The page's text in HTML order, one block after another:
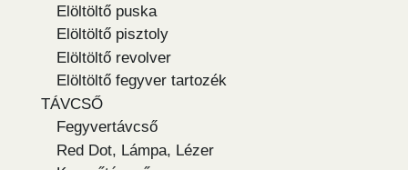
Elöltöltő puska
Elöltöltő pisztoly
Elöltöltő revolver
Elöltöltő fegyver tartozék
TÁVCSŐ
Fegyvertávcső
Red Dot, Lámpa, Lézer